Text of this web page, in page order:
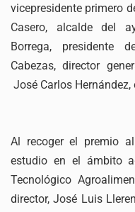
vicepresidente primero
Casero, alcalde del
Borrega, presidente
Cabezas, director
José Carlos
Al recoger el premio
estudio en el ámbito
Tecnológico
director, José Luis